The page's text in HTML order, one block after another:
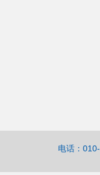
电话：